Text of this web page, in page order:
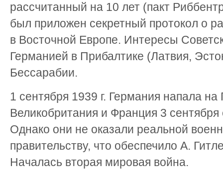
рассчитанный на 10 лет (пакт
был приложен секретный протокол о
в Восточной Европе. Интересы
Германией в Прибалтике (Латвия,
Бессарабии.
1 сентября 1939 г. Германия напала
Великобритания и Франция 3
Однако они не оказали реальной
правительству, что обеспечило А.
Началась вторая мировая война.